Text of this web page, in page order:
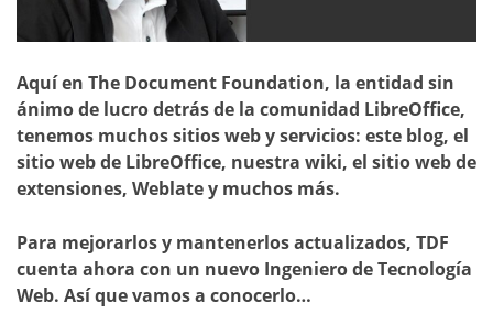
Aquí en The Document Foundation, la entidad sin
ánimo de lucro detrás de la comunidad LibreOffice,
tenemos muchos sitios web y servicios: este blog, el
sitio web de LibreOffice, nuestra wiki, el sitio web de
extensiones, Weblate y muchos más.
Para mejorarlos y mantenerlos actualizados, TDF
cuenta ahora con un nuevo Ingeniero de Tecnología
Web. Así que vamos a conocerlo…